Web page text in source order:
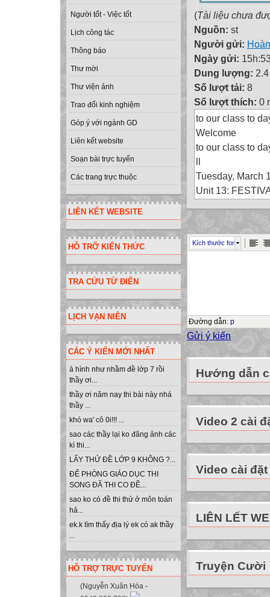
Người tốt - Việc tốt
Lịch công tác
Thông báo
Thư mời
Thư viện ảnh
Trao đổi kinh nghiệm
Góp ý với ngành GD
Liên kết website
Soạn bài trực tuyến
Các trang trực thuộc
LIÊN KẾT WEBSITE
HỖ TRỠ KIẾN THỨC
TRA CỨU TỪ ĐIỂN
LỊCH VẠN NIÊN
CÁC Ý KIẾN MỚI NHẤT
à hình như nhầm đề lớp 7 rồi
thầy ơi...
thầy ơi năm nay thi bài này nhá
thầy ...
khó wa' cô 0i!!! ...
sao các thầy lại ko đăng ảnh các
kì thi...
LẤY THỬ ĐỀ LỚP 9 KHÔNG ?...
ĐỂ PHÒNG GIÁO DỤC THI
SONG ĐÃ THI CO ĐỀ...
sao ko có đề thi thử ở môn toán
hả...
ek.k tìm thấy địa lý ek có ak thầy
...
HỖ TRỢ TRỰC TUYẾN
(Nguyễn Xuân Hóa -
(Tài liệu chưa
Nguồn: st
Người gửi:
Ngày gửi:
Dung lượng:
Số lượt tải: 8
Số lượt thích: 0
to our class to
Welcome
to our class to
ll
Tuesday, March
Unit 13:
Match the
1- The patron
fat jolly man
put in the
3-They were
4-People send
A
B
D
1. Newwords:
Christmas Tree
Christmas Eve
spread (v)
Christmas Card
Christmas Carol
perform (v)
Kích thước font
Đường dẫn: p
Gửi ý kiến
Hướng dẫn
Video 2 cài
Video cài đặt
LIÊN LẾT
Truyện Cười